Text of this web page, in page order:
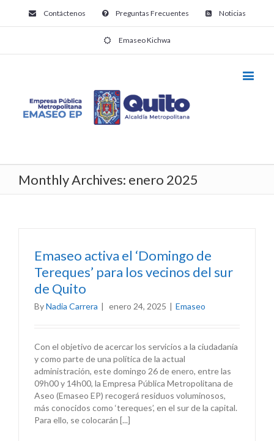
Contáctenos Preguntas Frecuentes Noticias
Emaseo Kichwa
Monthly Archives: enero 2025
Emaseo activa el ‘Domingo de
Tereques’ para los vecinos del sur
de Quito
ByNadia Carrera | enero 24, 2025 | Emaseo
Con el objetivo de acercar los servicios a la ciudadanía
y como parte de una política de la actual
administración, este domingo 26 de enero, entre las
09h00 y 14h00, la Empresa Pública Metropolitana de
Aseo (Emaseo EP) recogerá residuos voluminosos,
más conocidos como ‘tereques’, en el sur de la capital.
Para ello, se colocarán [...]